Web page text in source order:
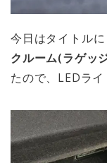
今日はタイトル
クルーム(ラゲッ
たので、LEDラ